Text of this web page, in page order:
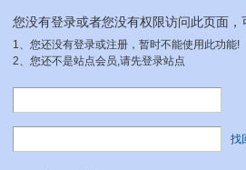
您没有登录或者您没有权限访问此页面
1、您还没有登录或注册，暂时不能使用此功能!
2、您还不是站点会员,请先登录站点
找